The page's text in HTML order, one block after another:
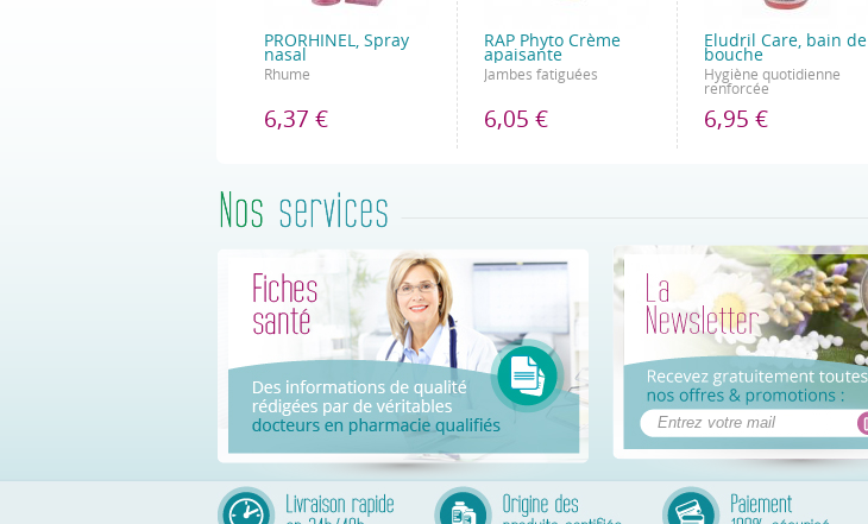
PRORHINEL, Spray
nasal
Rhume
6,37 €
RAP Phyto Crème
apaisante
Jambes fatiguées
6,05 €
Eludril Care, bain de
bouche
Hygiène quotidienne
renforcée
6,95 €